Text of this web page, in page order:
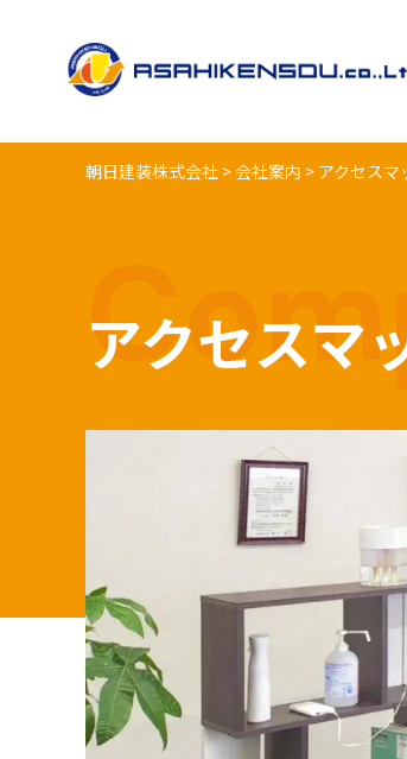
朝日建装株式会社 >会社案内 > アクセスマ
アクセスマ